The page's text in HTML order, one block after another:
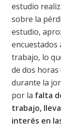
estudio
sobre la
estudio,
encuestados
trabajo, lo
de dos
durante la
por la falta
trabajo,
interés en